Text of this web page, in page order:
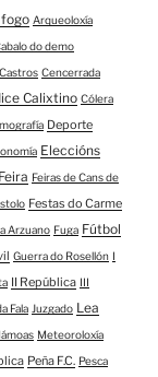
Arqueoloxía
do demo
Castros Cencerrada
Calixtino Cólera
Deporte
Eleccións
Feira Feiras de Cans de
Festas do Carme
Arzuano Fuga Fútbol
Guerra do Rosellón I
II República III
Fala Juzgado Lea
Meteoroloxía
Peña F.C. Pesca